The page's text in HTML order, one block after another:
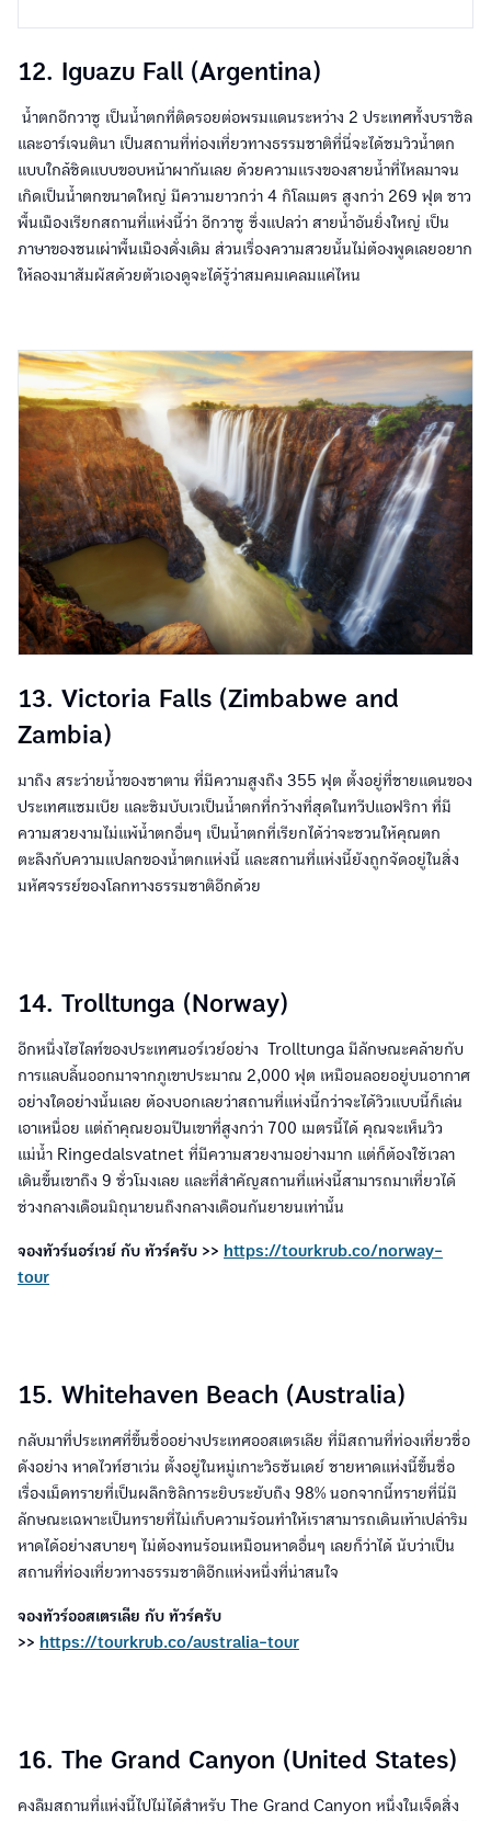
12. Iguazu Fall (Argentina)
น้ำตกอีกวาซู เป็นน้ำตกที่ติดรอยต่อพรมแดนระหว่าง 2 ประเทศทั้งบราซิล
และอาร์เจนตินา เป็นสถานที่ท่องเที่ยวทางธรรมชาติที่นี่จะได้ชมวิวน้ำตก
แบบใกล้ชิดแบบขอบหน้าผากันเลย ด้วยความแรงของสายน้ำที่ไหลมาจน
เกิดเป็นน้ำตกขนาดใหญ่ มีความยาวกว่า 4 กิโลเมตร สูงกว่า 269 ฟุต ชาว
พื้นเมืองเรียกสถานที่แห่งนี้ว่า อีกวาซู ซึ่งแปลว่า สายน้ำอันยิ่งใหญ่ เป็น
ภาษาของชนเผ่าพื้นเมืองดั่งเดิม ส่วนเรื่องความสวยนั้นไม่ต้องพูดเลยอยาก
ให้ลองมาสัมผัสด้วยตัวเองดูจะได้รู้ว่าสมคมเคลมแค่ไหน
13. Victoria Falls (Zimbabwe and
Zambia)
มาถึง สระว่ายน้ำของซาตาน ที่มีความสูงถึง 355 ฟุต ตั้งอยู่ที่ชายแดนของ
ประเทศแซมเบีย และซิมบับเวเป็นน้ำตกที่กว้างที่สุดในทวีปแอฟริกา ที่มี
ความสวยงามไม่แพ้น้ำตกอื่นๆ เป็นน้ำตกที่เรียกได้ว่าจะชวนให้คุณตก
ตะลึงกับความแปลกของน้ำตกแห่งนี้ และสถานที่แห่งนี้ยังถูกจัดอยู่ในสิ่ง
มหัศจรรย์ของโลกทางธรรมชาติอีกด้วย
14. Trolltunga (Norway)
อีกหนึ่งไฮไลท์ของประเทศนอร์เวย์อย่าง Trolltunga มีลักษณะคล้ายกับ
การแลบลิ้นออกมาจากภูเขาประมาณ 2,000 ฟุต เหมือนลอยอยู่บนอากาศ
อย่างใดอย่างนั้นเลย ต้องบอกเลยว่าสถานที่แห่งนี้กว่าจะได้วิวแบบนี้ก็เล่น
เอาเหนื่อย แต่ถ้าคุณยอมปีนเขาที่สูงกว่า 700 เมตรนี้ได้ คุณจะเห็นวิว
แม่น้ำ Ringedalsvatnet ที่มีความสวยงามอย่างมาก แต่ก็ต้องใช้เวลา
เดินขึ้นเขาถึง 9 ชั่วโมงเลย และที่สำคัญสถานที่แห่งนี้สามารถมาเที่ยวได้
ช่วงกลางเดือนมิถุนายนถึงกลางเดือนกันยายนเท่านั้น
จองทัวร์นอร์เวย์ กับ ทัวร์ครับ >> https://tourkrub.co/norway-
tour
15. Whitehaven Beach (Australia)
กลับมาที่ประเทศที่ขึ้นชื่ออย่างประเทศออสเตรเลีย ที่มีสถานที่ท่องเที่ยวชื่อ
ดังอย่าง หาดไวท์ฮาเว่น ตั้งอยู่ในหมู่เกาะวิธซันเดย์ ชายหาดแห่งนี้ขึ้นชื่อ
เรื่องเม็ดทรายที่เป็นผลึกซิลิการะยิบระยับถึง 98% นอกจากนี้ทรายที่นี่มี
ลักษณะเฉพาะเป็นทรายที่ไม่เก็บความร้อนทำให้เราสามารถเดินเท้าเปล่าริม
หาดได้อย่างสบายๆ ไม่ต้องทนร้อนเหมือนหาดอื่นๆ เลยก็ว่าได้ นับว่าเป็น
สถานที่ท่องเที่ยวทางธรรมชาติอีกแห่งหนึ่งที่น่าสนใจ
จองทัวร์ออสเตรเลีย กับ ทัวร์ครับ
>> https://tourkrub.co/australia-tour
16. The Grand Canyon (United States)
คงลืมสถานที่แห่งนี้ไปไม่ได้สำหรับ The Grand Canyon หนึ่งในเจ็ดสิ่ง